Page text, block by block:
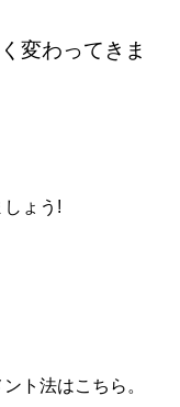
変わってきま
ょう!
ト法はこちら。